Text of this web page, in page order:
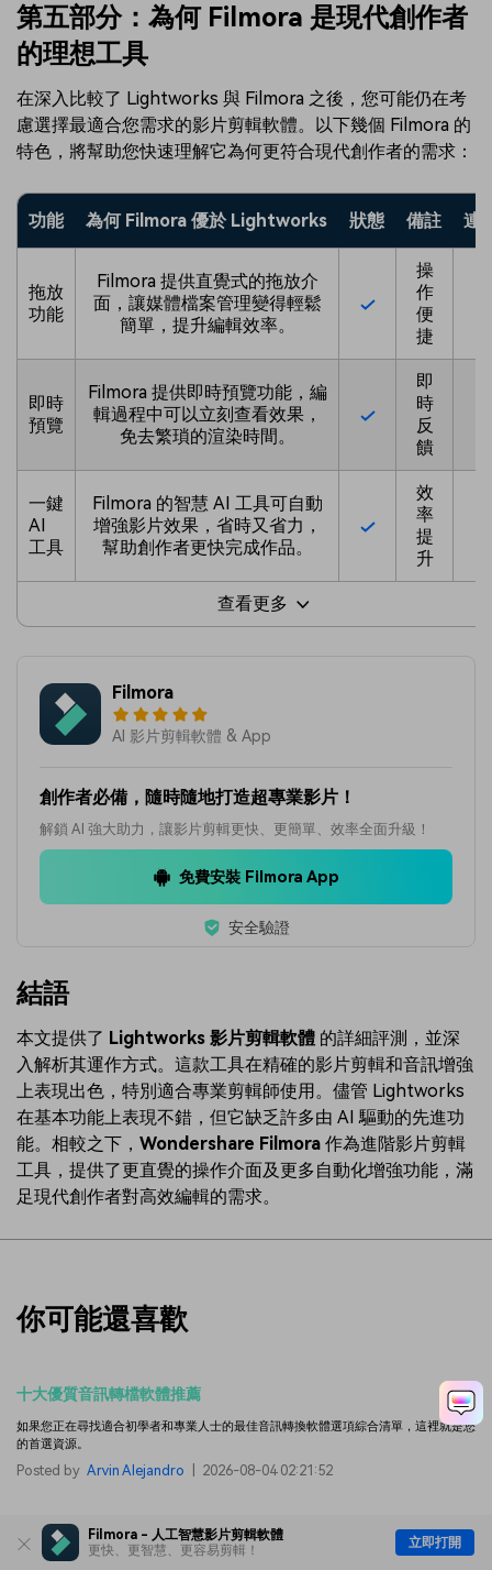
Filmora - 人工智慧影片剪輯軟體
更快、更智慧、更容易剪輯！
立即打開
第五部分：為何 Filmora 是現代創作者
的理想工具
在深入比較了 Lightworks 與 Filmora 之後，您可能仍在考
慮選擇最適合您需求的影片剪輯軟體。以下幾個 Filmora 的
特色，將幫助您快速理解它為何更符合現代創作者的需求：
功能 為何 Filmora 優於 Lightworks 狀態 備註 連
拖放
功能
Filmora 提供直覺式的拖放介
面，讓媒體檔案管理變得輕鬆
簡單，提升編輯效率。
操
作
便
捷
即時
預覽
Filmora 提供即時預覽功能，編
輯過程中可以立刻查看效果，
免去繁瑣的渲染時間。
即
時
反
饋
一鍵
AI
工具
Filmora 的智慧 AI 工具可自動
增強影片效果，省時又省力，
幫助創作者更快完成作品。
效
率
提
升
查看更多
Filmora
AI 影片剪輯軟體 & App
創作者必備，隨時隨地打造超專業影片！
解鎖 AI 強大助力，讓影片剪輯更快、更簡單、效率全面升級！
免費安裝 Filmora App
安全驗證
結語
本文提供了 Lightworks 影片剪輯軟體 的詳細評測，並深
入解析其運作方式。這款工具在精確的影片剪輯和音訊增強
上表現出色，特別適合專業剪輯師使用。儘管 Lightworks
在基本功能上表現不錯，但它缺乏許多由 AI 驅動的先進功
能。相較之下， Wondershare Filmora 作為進階影片剪輯
工具，提供了更直覺的操作介面及更多自動化增強功能，滿
足現代創作者對高效編輯的需求。
你可能還喜歡
十大優質音訊轉檔軟體推薦
如果您正在尋找適合初學者和專業人士的最佳音訊轉換軟體選項綜合清單，這裡就是您
的首選資源。
Posted by Arvin Alejandro 2026-08-04 02:21:52
WebM轉GIF動畫線上工具推薦，快速簡單高畫質轉檔
使用最佳的線上和離線工具在幾秒鐘內將 WebM 轉換為 GIF。從您的 WebM 檔案建